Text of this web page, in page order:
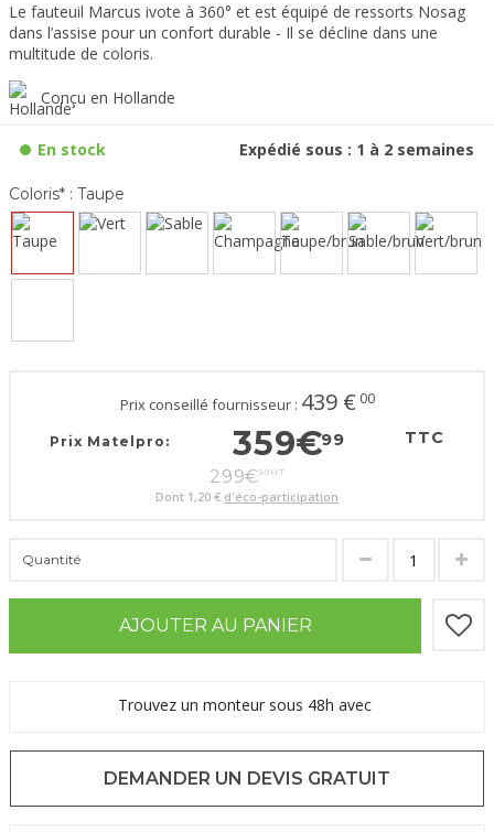
Le fauteuil Marcus ivote à 360° et est équipé de ressorts Nosag
dans l’assise pour un confort durable - Il se décline dans une
multitude de coloris.
Conçu en Hollande
En stock Expédié sous : 1 à 2 semaines
Coloris* : Taupe
Prix conseillé fournisseur : 439 € 00
Prix Matelpro: 359€99 TTC
299€99 HT
Dont 1,20 € d'éco-participation
Quantité
AJOUTER AU PANIER
Trouvez un monteur sous 48h avec
DEMANDER UN DEVIS GRATUIT